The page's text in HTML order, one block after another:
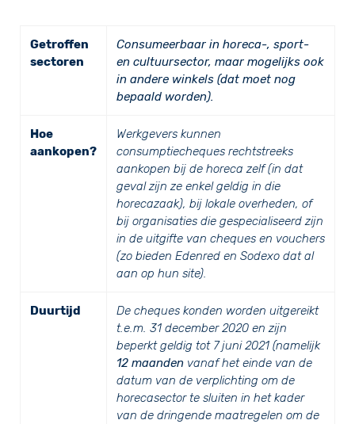
Getroffen
sectoren
Consumeerbaar in horeca-, sport-
en cultuursector, maar mogelijks ook
in andere winkels (dat moet nog
bepaald worden).
Hoe
aankopen?
Werkgevers kunnen
consumptiecheques rechtstreeks
aankopen bij de horeca zelf (in dat
geval zijn ze enkel geldig in die
horecazaak), bij lokale overheden, of
bij organisaties die gespecialiseerd zijn
in de uitgifte van cheques en vouchers
(zo bieden Edenred en Sodexo dat al
aan op hun site).
Duurtijd
De cheques konden worden uitgereikt
t.e.m. 31 december 2020 en zijn
beperkt geldig tot 7 juni 2021 (namelijk
12 maanden vanaf het einde van de
datum van de verplichting om de
horecasector te sluiten in het kader
van de dringende maatregelen om de